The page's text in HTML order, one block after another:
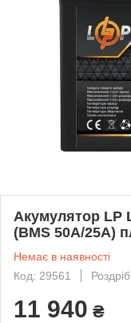
Акумулятор LP
(BMS 50A/25А)
Немає в наявності
Код: 29561
Роздріб
11 940 ₴